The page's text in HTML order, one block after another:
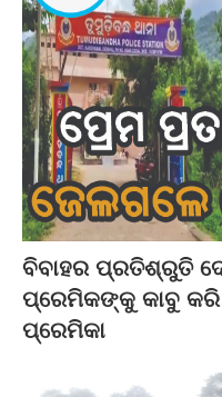
ବିବାହର ପ୍ରତିଶ୍ରୁତି
ପ୍ରେମିକଙ୍କୁ କାବୁ କରି
ପ୍ରେମିକା